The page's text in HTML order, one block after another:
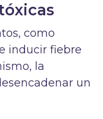
como
inducir fiebre
la
un